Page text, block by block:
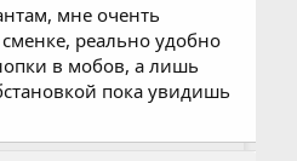
мне оченть
реально удобно
в мобов, а лишь
пока увидишь